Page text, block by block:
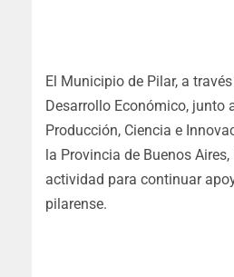
El Municipio de Pilar, a
Desarrollo Económico, junto
Producción, Ciencia e
la Provincia de Buenos
actividad para continuar
pilarense.